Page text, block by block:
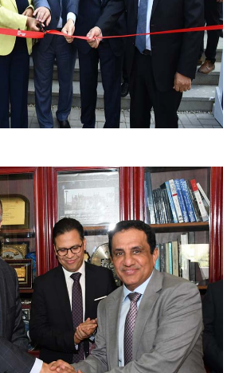
سجل الان